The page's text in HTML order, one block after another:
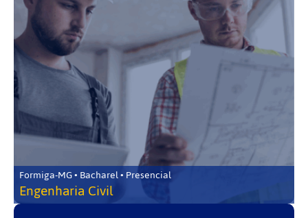
Formiga-MG • Bacharel • Presencial
Engenharia Civil